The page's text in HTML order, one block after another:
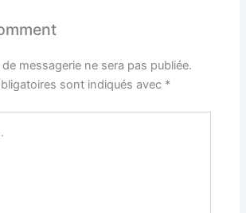
messagerie ne sera pas publiée.
sont indiqués avec *